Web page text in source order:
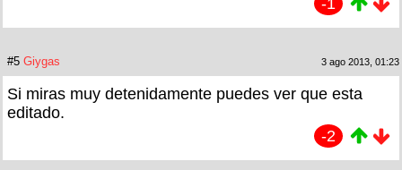
-1
#5 Giygas 3 ago 2013, 01:23
Si miras muy detenidamente puedes ver que esta
editado.
-2